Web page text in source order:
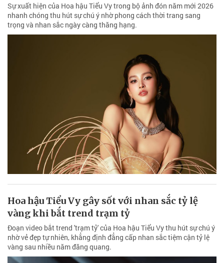
Sự xuất hiện của Hoa hậu Tiểu Vy trong bộ ảnh đón năm mới 2026
nhanh chóng thu hút sự chú ý nhờ phong cách thời trang sang
trọng và nhan sắc ngày càng thăng hạng.
Hoa hậu Tiểu Vy gây sốt với nhan sắc tỷ lệ
vàng khi bắt trend trạm tỷ
Đoạn video bắt trend 'trạm tỷ' của Hoa hậu Tiểu Vy thu hút sự chú ý
nhờ vẻ đẹp tự nhiên, khẳng định đẳng cấp nhan sắc tiệm cận tỷ lệ
vàng sau nhiều năm đăng quang.